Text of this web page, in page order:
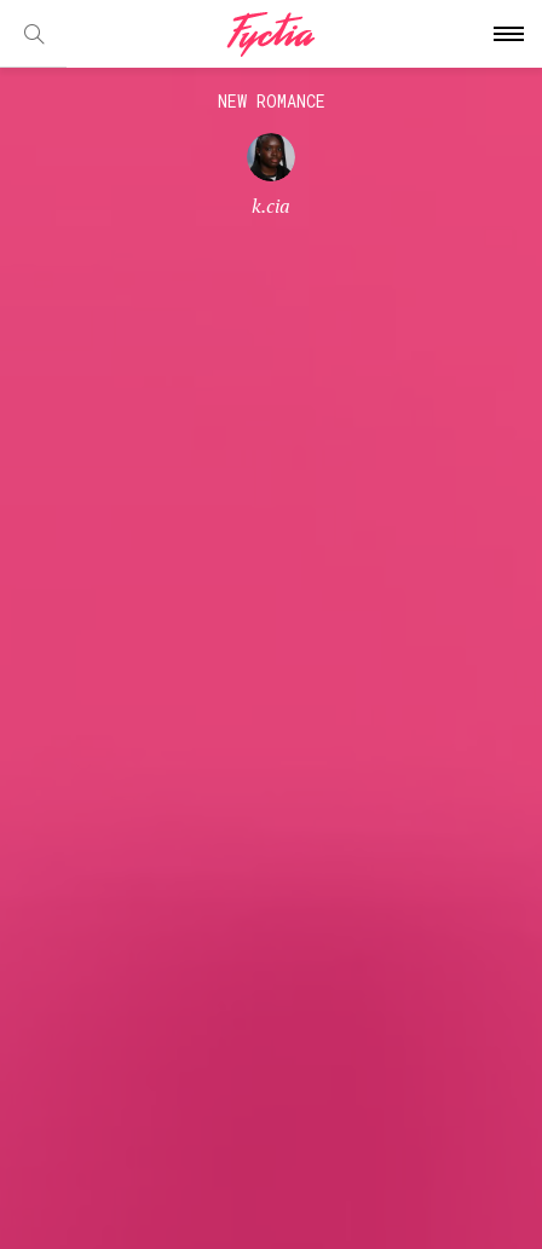
NEW ROMANCE
k.cia